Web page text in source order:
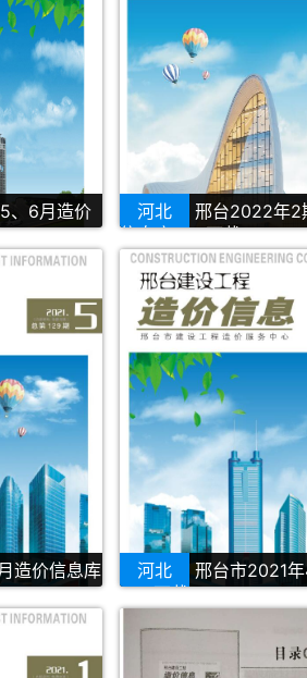
、6月造价
河北
邢台2022年2
信息库PDF下载
造价信息库
河北
邢台市2021
PDF下载